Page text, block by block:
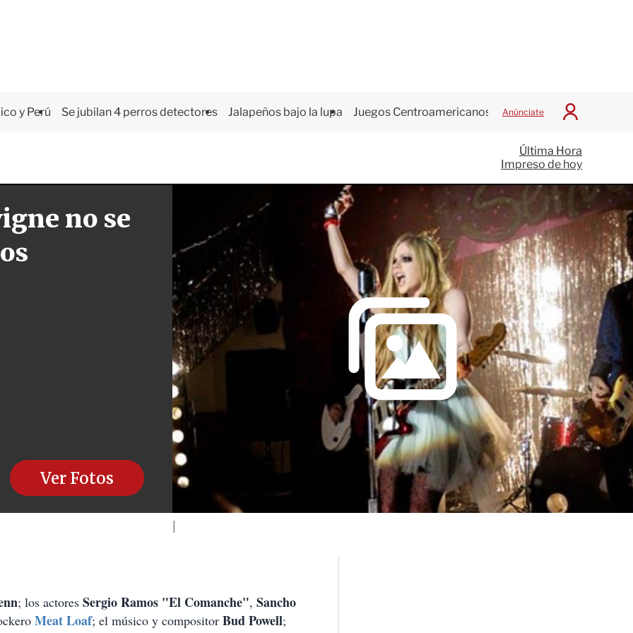
y Perú Se jubilan 4 perros detectores Jalapeños bajo la lupa Juegos Centroamericanos Anúnciate
I
c
i
a
S
e
s
i
ó
n
Última Hora
Impreso de hoy
no se
Ver Fotos
; los actores Sergio Ramos "El Comanche", Sancho
Meat Loaf; el músico y compositor Bud Powell;